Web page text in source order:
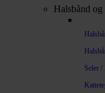
Halsbånd og
Seler